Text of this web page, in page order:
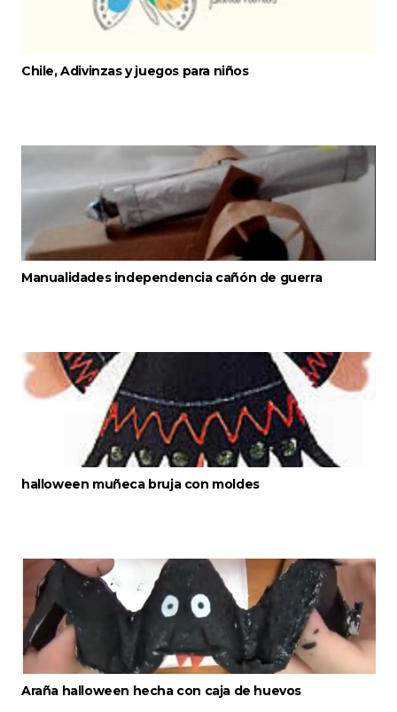
Chile, Adivinzas y juegos para niños
Manualidades independencia cañón de guerra
halloween muñeca bruja con moldes
Araña halloween hecha con caja de huevos